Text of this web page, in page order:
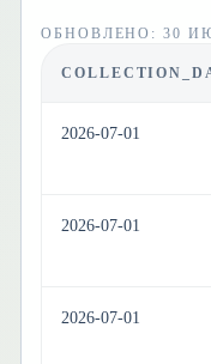
ОБНОВЛЕНО :30
2026-07-01
2026-07-01
2026-07-01